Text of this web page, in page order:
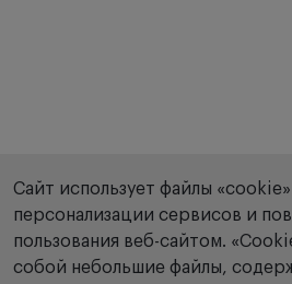
Сайт использует файлы
персонализации сервисов и
пользования веб-сайтом.
собой небольшие файлы,